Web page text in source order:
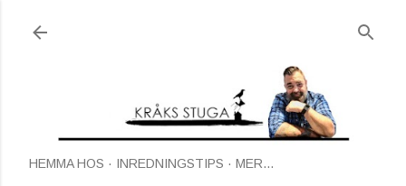
HEMMA HOS INREDNINGSTIPS MER…